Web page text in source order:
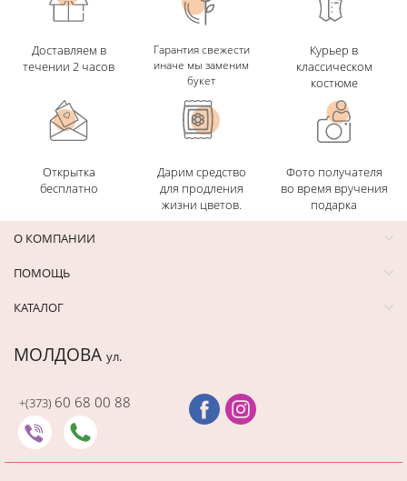
Доставляем в
течении 2 часов
Гарантия свежести
иначе мы заменим
букет
Курьер в
классическом
костюме
Открытка
бесплатно
Дарим средство
для продления
жизни цветов.
Фото получателя
во время вручения
подарка
О КОМПАНИИ
ПОМОЩЬ
КАТАЛОГ
МОЛДОВА ул.
+(373) 60 68 00 88